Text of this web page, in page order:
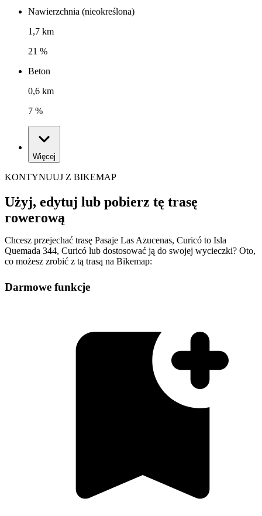
Nawierzchnia (nieokreślona)
1,7 km
21 %
Beton
0,6 km
7 %
Więcej
KONTYNUUJ Z BIKEMAP
Użyj, edytuj lub pobierz tę trasę
rowerową
Chcesz przejechać trasę Pasaje Las Azucenas, Curicó to Isla
Quemada 344, Curicó lub dostosować ją do swojej wycieczki? Oto,
co możesz zrobić z tą trasą na Bikemap:
Darmowe funkcje